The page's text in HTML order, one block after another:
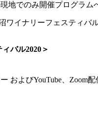
地でのみ開催プログラム
イナリーフェスティバ
バル2020＞
およびYouTube、Zoom